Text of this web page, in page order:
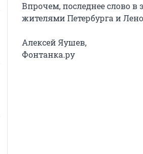
Впрочем, последнее слово в
жителями Петербурга и
Алексей Яушев,
Фонтанка.ру